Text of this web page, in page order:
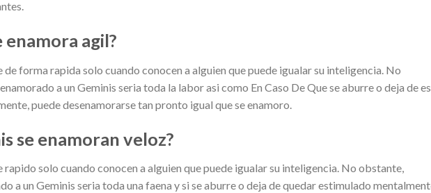
enamora agil?
de forma rapida solo cuando conocen a alguien que puede igualar su inteligencia. No
a un Geminis seri­a toda la labor asi­ como En Caso De Que se aburre o deja de
puede desenamorarse tan pronto igual que se enamoro.
se enamoran veloz?
rapido solo cuando conocen a alguien que puede igualar su inteligencia. No obstante,
a un Geminis seri­a toda una faena y si se aburre o deja de quedar estimulado